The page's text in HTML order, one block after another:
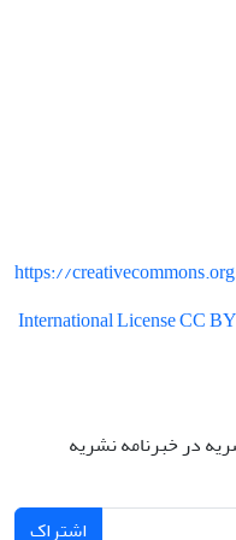
https://
International License CC BY
در خبرنامه نشریه
اشتراک